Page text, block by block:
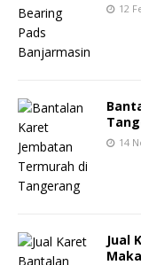
12
14
Jual